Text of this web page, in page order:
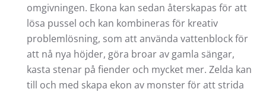
omgivningen. Ekona kan sedan återskapas för att
lösa pussel och kan kombineras för kreativ
problemlösning, som att använda vattenblock för
att nå nya höjder, göra broar av gamla sängar,
kasta stenar på fiender och mycket mer. Zelda kan
till och med skapa ekon av monster för att strida